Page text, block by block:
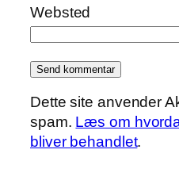
Websted
Dette site anvender
spam. Læs om
bliver behandlet.